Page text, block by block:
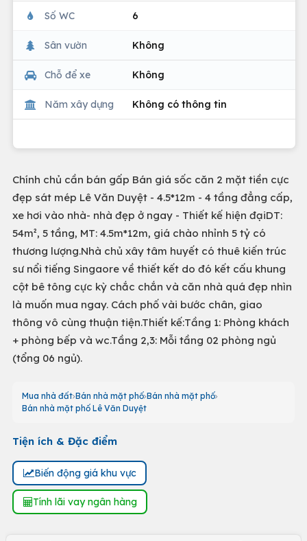
Số WC 6
Sân vườn Không
Chỗ để xe Không
Năm xây dựng Không có thông tin
Chính chủ cần bán gấp Bán giá sốc căn 2 mặt tiền cực
đẹp sát mép Lê Văn Duyệt - 4.5*12m - 4 tầng đẳng cấp,
xe hơi vào nhà- nhà đẹp ở ngay - Thiết kế hiện đạiDT:
54m², 5 tầng, MT: 4.5m*12m, giá chào nhỉnh 5 tỷ có
thương lượng.Nhà chủ xây tâm huyết có thuê kiến trúc
sư nổi tiếng Singaore về thiết kết do đó kết cấu khung
cột bê tông cực kỳ chắc chắn và căn nhà quá đẹp nhìn
là muốn mua ngay. Cách phố vài bước chân, giao
thông vô cùng thuận tiện.Thiết kế:Tầng 1: Phòng khách
+ phòng bếp và wc.Tầng 2,3: Mỗi tầng 02 phòng ngủ
(tổng 06 ngủ).
Mua nhà đất Bán nhà mặt phố Bán nhà mặt phố
Bán nhà mặt phố Lê Văn Duyệt
Tiện ích & Đặc điểm
Biến động giá khu vực
Tính lãi vay ngân hàng